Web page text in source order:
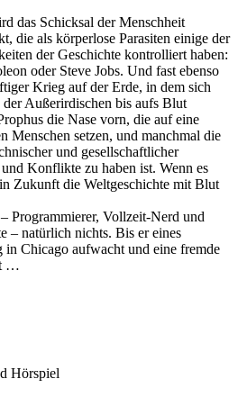
das Schicksal der Menschheit
die als körperlose Parasiten einige der
der Geschichte kontrolliert haben:
oder Steve Jobs. Und fast ebenso
Krieg auf der Erde, in dem sich
Außerirdischen bis aufs Blut
die Nase vorn, die auf eine
Menschen setzen, und manchmal die
und gesellschaftlicher
Konflikte zu haben ist. Wenn es
Zukunft die Weltgeschichte mit Blut
Programmierer, Vollzeit-Nerd und
– natürlich nichts. Bis er eines
in Chicago aufwacht und eine fremde
…
Hörspiel